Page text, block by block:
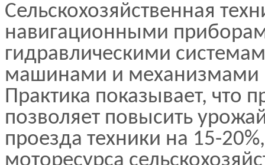
Сельскохозяйственная
навигационными
гидравлическими
машинами и механизмами
Практика показывает, что
позволяет повысить
проезда техники на 15-